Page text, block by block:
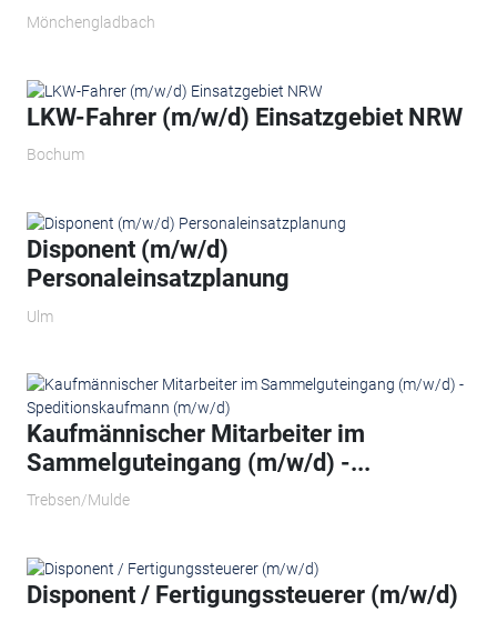
Mönchengladbach
LKW-Fahrer (m/w/d) Einsatzgebiet NRW
Bochum
Disponent (m/w/d)
Personaleinsatzplanung
Ulm
Kaufmännischer Mitarbeiter im
Sammelguteingang (m/w/d) -...
Trebsen/Mulde
Disponent / Fertigungssteuerer (m/w/d)